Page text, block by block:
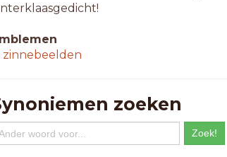
zinnebeelden
zoeken